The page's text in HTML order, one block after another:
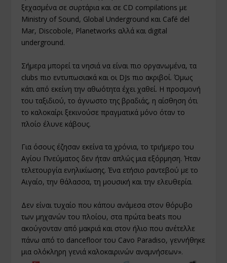
ξεχασμένα σε συρτάρια και σε CD compilations με
Ministry of Sound, Global Underground και Café del
Mar, Discobole, Planetworks αλλά και digital
underground.
Σήμερα μπορεί τα νησιά να είναι πιο οργανωμένα, τα
clubs πιο εντυπωσιακά και οι DJs πιο ακριβοί. Όμως
κάτι από εκείνη την αθωότητα έχει χαθεί. Η προσμονή
του ταξιδιού, το άγνωστο της βραδιάς, η αίσθηση ότι
το καλοκαίρι ξεκινούσε πραγματικά μόνο όταν το
πλοίο έλυνε κάβους.
Για όσους έζησαν εκείνα τα χρόνια, το τριήμερο του
Αγίου Πνεύματος δεν ήταν απλώς μια εξόρμηση. Ήταν
τελετουργία ενηλικίωσης. Ένα ετήσιο ραντεβού με το
Αιγαίο, την θάλασσα, τη μουσική και την ελευθερία.
Δεν είναι τυχαίο που κάπου ανάμεσα στον θόρυβο
των μηχανών του πλοίου, στα πρώτα beats που
ακούγονταν από μακριά και στον ήλιο που ανέτελλε
πάνω από το dancefloor του Cavo Paradiso, γεννήθηκε
μια ολόκληρη γενιά καλοκαιρινών αναμνήσεων».